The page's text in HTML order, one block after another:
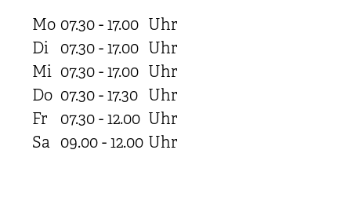
Mo 07.30 - 17.00 Uhr
Di
07.30 - 17.00 Uhr
Mi 07.30 - 17.00 Uhr
Do 07.30 - 17.30 Uhr
Fr
07.30 - 12.00 Uhr
Sa 09.00 - 12.00 Uhr